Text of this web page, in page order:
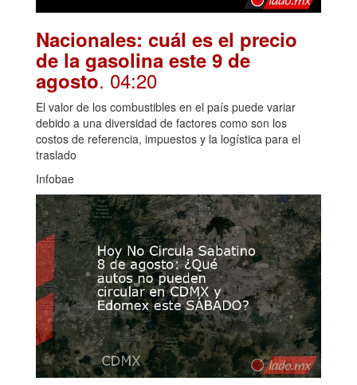
Nacionales: cuál es el precio
de la gasolina este 9 de
agosto. 04:20
El valor de los combustibles en el país puede variar
debido a una diversidad de factores como son los
costos de referencia, impuestos y la logística para el
traslado
Infobae